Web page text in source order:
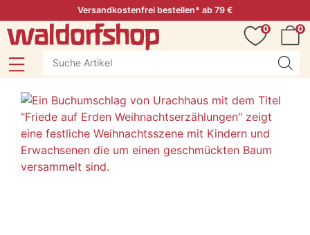
Versandkostenfrei bestellen* ab 79 €
0
0